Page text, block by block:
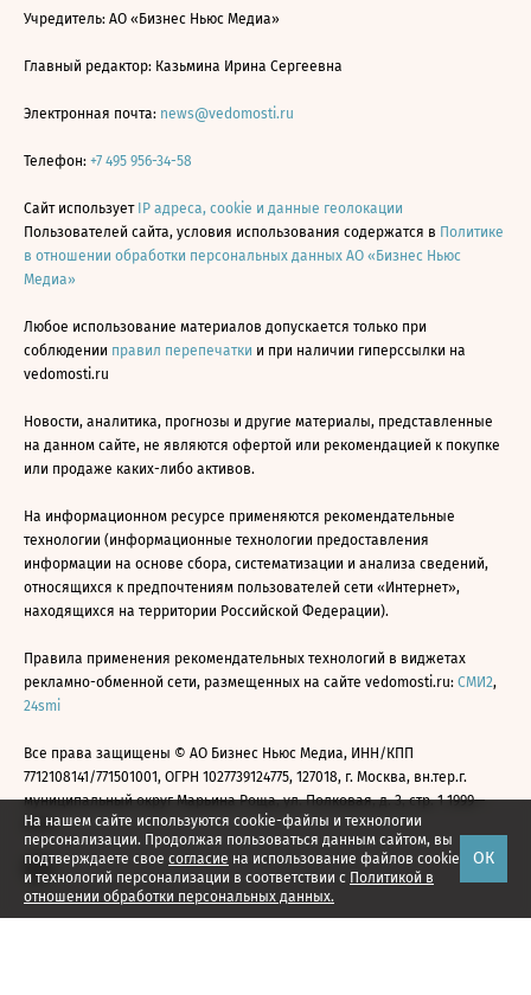
На нашем сайте используются cookie-файлы и технологии
персонализации. Продолжая пользоваться данным сайтом, вы
подтверждаете свое согласие на использование файлов cookie
и технологий персонализации в соответствии с Политикой в
отношении обработки персональных данных.
ОК
Учредитель: АО «Бизнес Ньюс Медиа»
Главный редактор: Казьмина Ирина Сергеевна
Электронная почта: news@vedomosti.ru
Телефон: +7 495 956-34-58
Сайт использует IP адреса, cookie и данные геолокации
Пользователей сайта, условия использования содержатся в Политике
в отношении обработки персональных данных АО «Бизнес Ньюс
Медиа»
Любое использование материалов допускается только при
соблюдении правил перепечатки и при наличии гиперссылки на
vedomosti.ru
Новости, аналитика, прогнозы и другие материалы, представленные
на данном сайте, не являются офертой или рекомендацией к покупке
или продаже каких-либо активов.
На информационном ресурсе применяются рекомендательные
технологии (информационные технологии предоставления
информации на основе сбора, систематизации и анализа сведений,
относящихся к предпочтениям пользователей сети «Интернет»,
находящихся на территории Российской Федерации).
Правила применения рекомендательных технологий в виджетах
рекламно-обменной сети, размещенных на сайте vedomosti.ru: СМИ2,
24smi
Все права защищены © АО Бизнес Ньюс Медиа, ИНН/КПП
7712108141/771501001, ОГРН 1027739124775, 127018, г. Москва, вн.тер.г.
муниципальный округ Марьина Роща, ул. Полковая, д. 3, стр. 1 1999—
2026